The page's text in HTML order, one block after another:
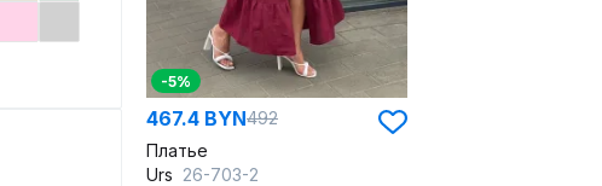
-5%
467.4 BYN492
Платье
Urs 26-703-2